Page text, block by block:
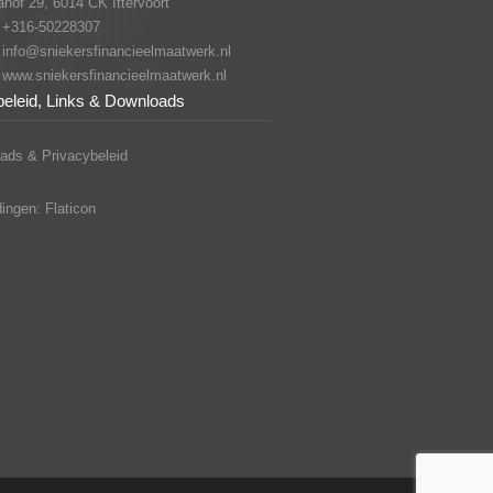
+316-50228307
info@sniekersfinancieelmaatwerk.nl
www.sniekersfinancieelmaatwerk.nl
Links & Downloads
& Privacybeleid
Flaticon